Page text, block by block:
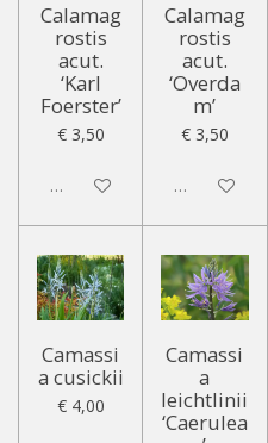
Calamag
rostis
acut.
‘Karl
Foerster’
€ 3,50
Uitgeschakeld
Calamag
rostis
acut.
‘Overda
m’
€ 3,50
Camassi
a cusickii
€ 4,00
Camassi
a
leichtlinii
‘Caerulea